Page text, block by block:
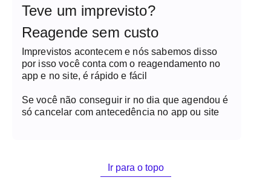
Teve um imprevisto?
Reagende sem custo
Imprevistos acontecem e nós sabemos disso
por isso você conta com o reagendamento no
app e no site, é rápido e fácil
Se você não conseguir ir no dia que agendou é
só cancelar com antecedência no app ou site
Ir para o topo